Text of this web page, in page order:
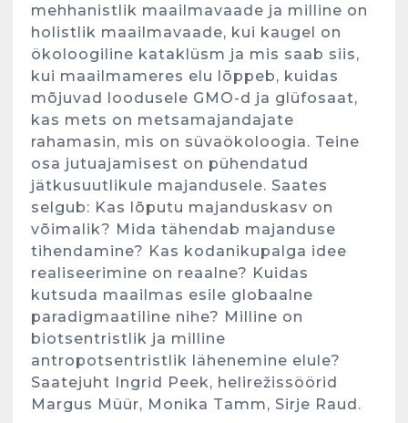
mehhanistlik maailmavaade ja milline on
holistlik maailmavaade, kui kaugel on
ökoloogiline kataklüsm ja mis saab siis,
kui maailmameres elu lõppeb, kuidas
mõjuvad loodusele GMO-d ja glüfosaat,
kas mets on metsamajandajate
rahamasin, mis on süvaökoloogia. Teine
osa jutuajamisest on pühendatud
jätkusuutlikule majandusele. Saates
selgub: Kas lõputu majanduskasv on
võimalik? Mida tähendab majanduse
tihendamine? Kas kodanikupalga idee
realiseerimine on reaalne? Kuidas
kutsuda maailmas esile globaalne
paradigmaatiline nihe? Milline on
biotsentristlik ja milline
antropotsentristlik lähenemine elule?
Saatejuht Ingrid Peek, helirežissöörid
Margus Müür, Monika Tamm, Sirje Raud.